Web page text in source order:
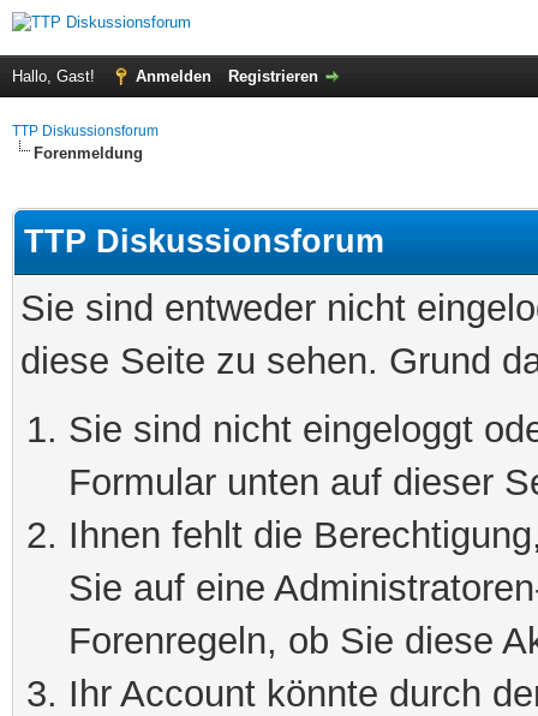
Hallo, Gast! Anmelden Registrieren
TTP Diskussionsforum
Forenmeldung
TTP Diskussionsforum
Sie sind entweder nicht
diese Seite zu sehen. Grund
Sie sind nicht eingeloggt
Formular unten auf dieser
Ihnen fehlt die
Sie auf eine
Forenregeln, ob Sie diese
Ihr Account könnte durch